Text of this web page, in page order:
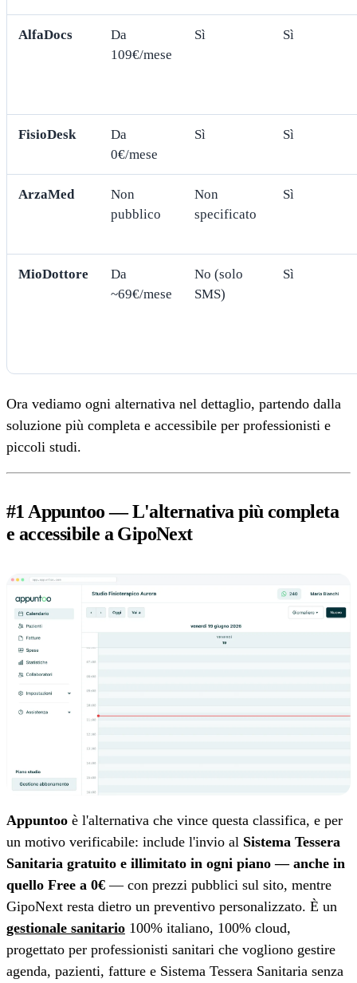
AlfaDocs
Da
109€/mese
Sì Sì
FisioDesk
Da
0€/mese
Sì Sì
ArzaMed
Non
pubblico
Non
specificato
Sì
MioDottore
Da
~69€/mese
No (solo
SMS)
Sì
Ora vediamo ogni alternativa nel dettaglio, partendo dalla
soluzione più completa e accessibile per professionisti e
piccoli studi.
#1 Appuntoo — L'alternativa più completa
e accessibile a GipoNext
Appuntoo è l'alternativa che vince questa classifica, e per
un motivo verificabile: include l'invio al Sistema Tessera
Sanitaria gratuito e illimitato in ogni piano — anche in
quello Free a 0€ — con prezzi pubblici sul sito, mentre
GipoNext resta dietro un preventivo personalizzato. È un
gestionale sanitario 100% italiano, 100% cloud,
progettato per professionisti sanitari che vogliono gestire
agenda, pazienti, fatture e Sistema Tessera Sanitaria senza